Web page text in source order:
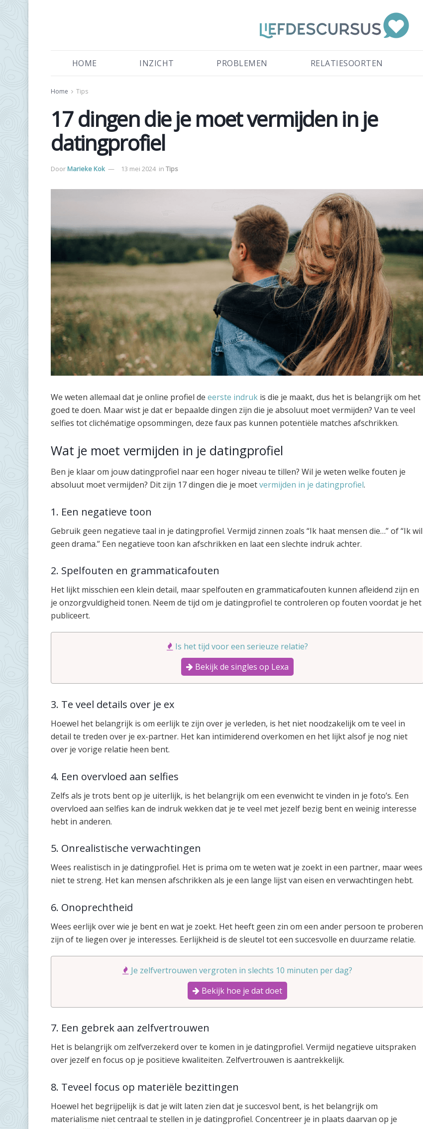
HOME INZICHT PROBLEMEN RELATIESOORTEN
Home Tips
17 dingen die je moet vermijden in je
datingprofiel
DoorMarieke Kok 13 mei 2024 in Tips
We weten allemaal dat je online profiel de eerste indruk is die je maakt, dus het is belangrijk om het
goed te doen. Maar wist je dat er bepaalde dingen zijn die je absoluut moet vermijden? Van te veel
selfies tot clichématige opsommingen, deze faux pas kunnen potentiële matches afschrikken.
Wat je moet vermijden in je datingprofiel
Ben je klaar om jouw datingprofiel naar een hoger niveau te tillen? Wil je weten welke fouten je
absoluut moet vermijden? Dit zijn 17 dingen die je moetvermijden in je datingprofiel.
1. Een negatieve toon
Gebruik geen negatieve taal in je datingprofiel. Vermijd zinnen zoals “Ik haat mensen die…” of “Ik wil
geen drama.” Een negatieve toon kan afschrikken en laat een slechte indruk achter.
2. Spelfouten en grammaticafouten
Het lijkt misschien een klein detail, maar spelfouten en grammaticafouten kunnen afleidend zijn en
je onzorgvuldigheid tonen. Neem de tijd om je datingprofiel te controleren op fouten voordat je het
publiceert.
Is het tijd voor een serieuze relatie?
Bekijk de singles op Lexa
3. Te veel details over je ex
Hoewel het belangrijk is om eerlijk te zijn over je verleden, is het niet noodzakelijk om te veel in
detail te treden over je ex-partner. Het kan intimiderend overkomen en het lijkt alsof je nog niet
over je vorige relatie heen bent.
4. Een overvloed aan selfies
Zelfs als je trots bent op je uiterlijk, is het belangrijk om een evenwicht te vinden in je foto’s. Een
overvloed aan selfies kan de indruk wekken dat je te veel met jezelf bezig bent en weinig interesse
hebt in anderen.
5. Onrealistische verwachtingen
Wees realistisch in je datingprofiel. Het is prima om te weten wat je zoekt in een partner, maar wees
niet te streng. Het kan mensen afschrikken als je een lange lijst van eisen en verwachtingen hebt.
6. Onoprechtheid
Wees eerlijk over wie je bent en wat je zoekt. Het heeft geen zin om een ander persoon te proberen
zijn of te liegen over je interesses. Eerlijkheid is de sleutel tot een succesvolle en duurzame relatie.
Je zelfvertrouwen vergroten in slechts 10 minuten per dag?
Bekijk hoe je dat doet
7. Een gebrek aan zelfvertrouwen
Het is belangrijk om zelfverzekerd over te komen in je datingprofiel. Vermijd negatieve uitspraken
over jezelf en focus op je positieve kwaliteiten. Zelfvertrouwen is aantrekkelijk.
8. Teveel focus op materiële bezittingen
Hoewel het begrijpelijk is dat je wilt laten zien dat je succesvol bent, is het belangrijk om
materialisme niet centraal te stellen in je datingprofiel. Concentreer je in plaats daarvan op je